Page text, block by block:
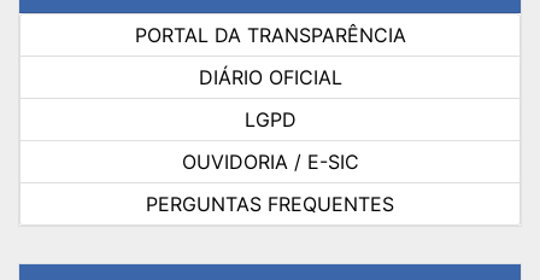
PORTAL DA TRANSPARÊNCIA
DIÁRIO OFICIAL
LGPD
OUVIDORIA / E-SIC
PERGUNTAS FREQUENTES